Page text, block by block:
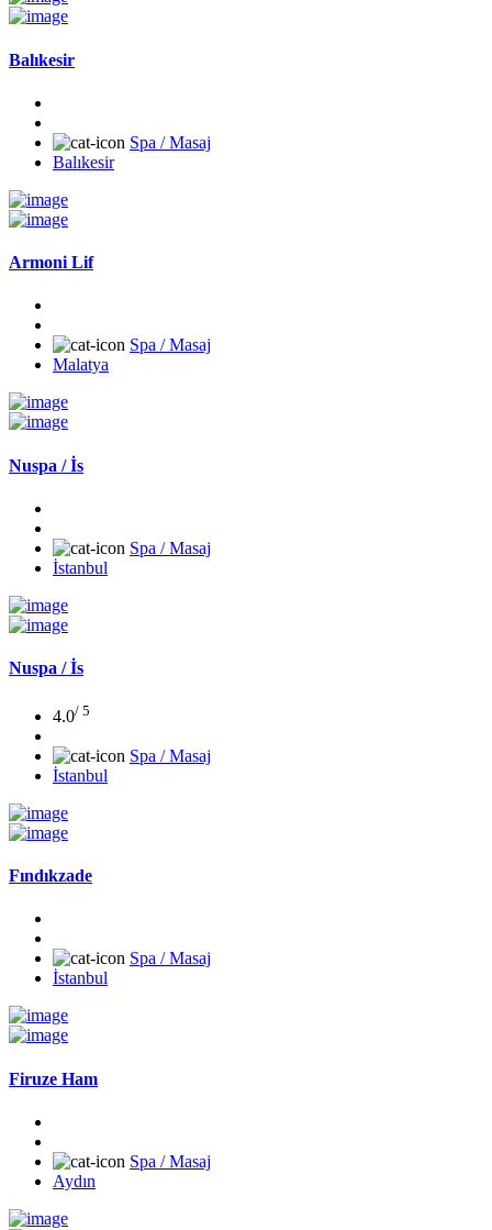
Balıkesir
Spa / Masaj
Balıkesir
Armoni Lif
Spa / Masaj
Malatya
Nuspa / İs
Spa / Masaj
İstanbul
Nuspa / İs
4.0/ 5
Spa / Masaj
İstanbul
Fındıkzade
Spa / Masaj
İstanbul
Firuze Ham
Spa / Masaj
Aydın